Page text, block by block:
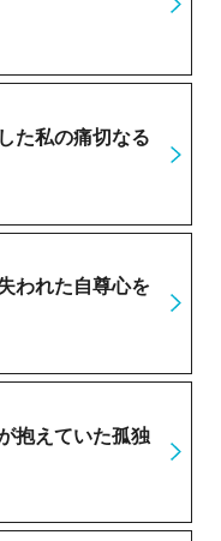
た私の痛切なる
われた自尊心を
抱えていた孤独